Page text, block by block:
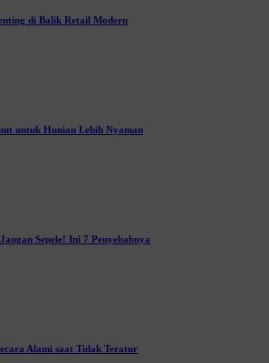
di Balik Retail Modern
untuk Hunian Lebih Nyaman
Sepele! Ini 7 Penyebabnya
Alami saat Tidak Teratur